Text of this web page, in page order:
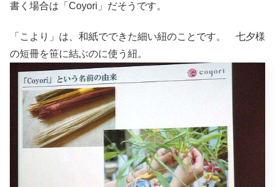
書く場合は「Coyori」だそうです。
「こより」は、和紙でできた細い紐のことです。 七夕様
の短冊を笹に結ぶのに使う紐。